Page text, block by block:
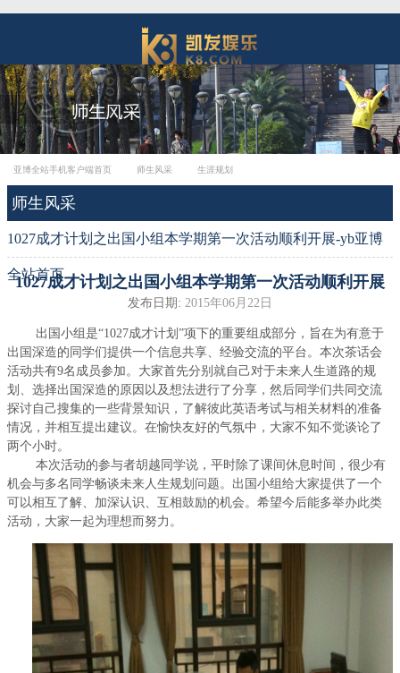
亚博全站手机客户端首页 师生风采 生涯规划
师生风采
1027成才计划之出国小组本学期第一次活动顺利开展-yb亚博
全站首页
1027成才计划之出国小组本学期第一次活动顺利开展
发布日期: 2015年06月22日
出国小组是“1027成才计划”项下的重要组成部分，旨在为有意于
出国深造的同学们提供一个信息共享、经验交流的平台。本次茶话会
活动共有9名成员参加。大家首先分别就自己对于未来人生道路的规
划、选择出国深造的原因以及想法进行了分享，然后同学们共同交流
探讨自己搜集的一些背景知识，了解彼此英语考试与相关材料的准备
情况，并相互提出建议。在愉快友好的气氛中，大家不知不觉谈论了
两个小时。
本次活动的参与者胡越同学说，平时除了课间休息时间，很少有
机会与多名同学畅谈未来人生规划问题。出国小组给大家提供了一个
可以相互了解、加深认识、互相鼓励的机会。希望今后能多举办此类
活动，大家一起为理想而努力。